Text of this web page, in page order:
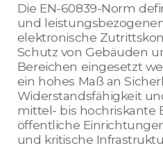
Die EN-60839-Norm
und
elektronische
Schutz von Gebäuden
Bereichen eingesetzt
ein hohes Maß an
Widerstandsfähigkeit
mittel- bis hochriskante
öffentliche
und kritische